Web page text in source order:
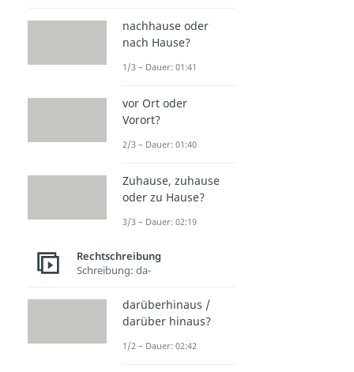
nachhause oder
nach Hause?
1/3 – Dauer: 01:41
vor Ort oder
Vorort?
2/3 – Dauer: 01:40
Zuhause, zuhause
oder zu Hause?
3/3 – Dauer: 02:19
Rechtschreibung
Schreibung: da-
darüberhinaus /
darüber hinaus?
1/2 – Dauer: 02:42